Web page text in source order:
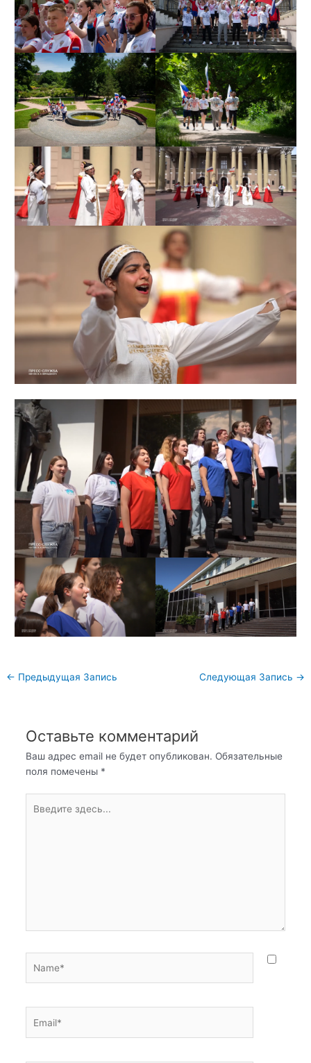
Навигация
← Предыдущая Запись Следующая Запись →
Оставьте комментарий
Ваш адрес email не будет опубликован. Обязательные
поля помечены *
здесь...